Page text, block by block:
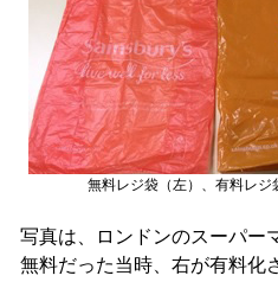
無料レジ袋（左）、有料レジ
写真は、ロンドンのスーパー
無料だった当時、右が有料化